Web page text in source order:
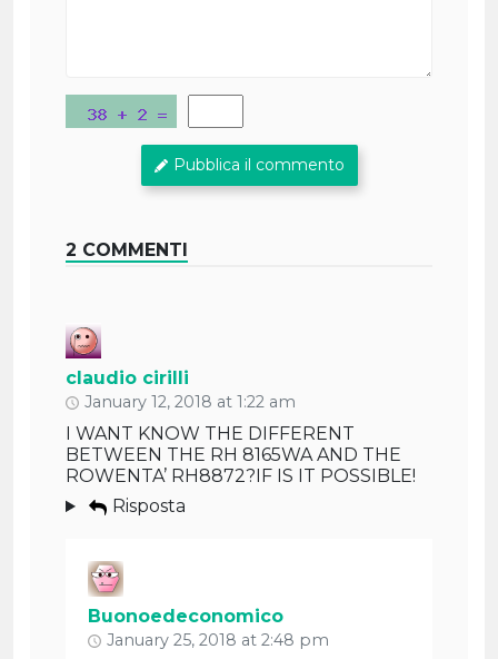
Pubblica il commento
2 COMMENTI
claudio cirilli
January 12, 2018 at 1:22 am
I WANT KNOW THE DIFFERENT
BETWEEN THE RH 8165WA AND THE
ROWENTA’ RH8872?IF IS IT POSSIBLE!
Risposta
Buonoedeconomico
January 25, 2018 at 2:48 pm